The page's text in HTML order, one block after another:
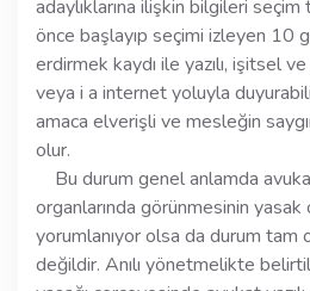
adaylıklarına ilişkin bilgileri
önce başlayıp seçimi izleyen 10
erdirmek kaydı ile yazılı, işitsel
veya i a internet yoluyla
amaca elverişli ve mesleğin
olur.
Bu durum genel anlamda
organlarında görünmesinin
yorumlanıyor olsa da durum tam
değildir. Anılı yönetmelikte